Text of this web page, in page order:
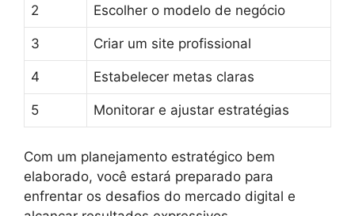
2 Escolher o modelo de negócio
3 Criar um site profissional
4 Estabelecer metas claras
5 Monitorar e ajustar estratégias
Com um planejamento estratégico bem
elaborado, você estará preparado para
enfrentar os desafios do mercado digital e